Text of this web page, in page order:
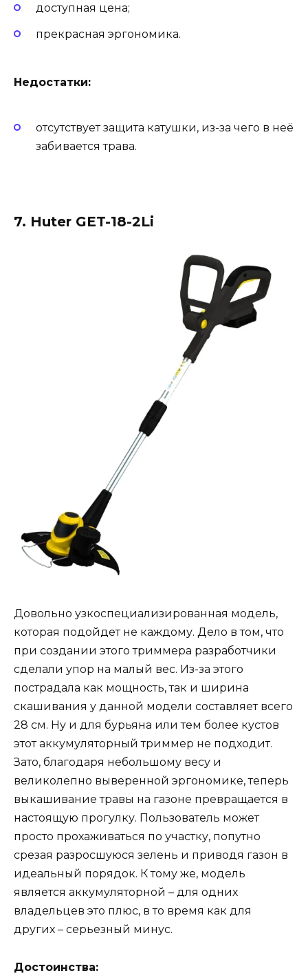
доступная цена;
прекрасная эргономика.
Недостатки:
отсутствует защита катушки, из-за чего в неё
забивается трава.
7. Huter GET-18-2Li
Довольно узкоспециализированная модель,
которая подойдет не каждому. Дело в том, что
при создании этого триммера разработчики
сделали упор на малый вес. Из-за этого
пострадала как мощность, так и ширина
скашивания у данной модели составляет всего
28 см. Ну и для бурьяна или тем более кустов
этот аккумуляторный триммер не подходит.
Зато, благодаря небольшому весу и
великолепно выверенной эргономике, теперь
выкашивание травы на газоне превращается в
настоящую прогулку. Пользователь может
просто прохаживаться по участку, попутно
срезая разросшуюся зелень и приводя газон в
идеальный порядок. К тому же, модель
является аккумуляторной – для одних
владельцев это плюс, в то время как для
других – серьезный минус.
Достоинства: